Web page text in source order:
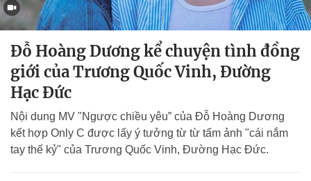
Đỗ Hoàng Dương kể chuyện tình đồng
giới của Trương Quốc Vinh, Đường
Hạc Đức
Nội dung MV "Ngược chiều yêu” của Đỗ Hoàng Dương
kết hợp Only C được lấy ý tưởng từ từ tấm ảnh "cái nắm
tay thế kỷ" của Trương Quốc Vinh, Đường Hạc Đức.